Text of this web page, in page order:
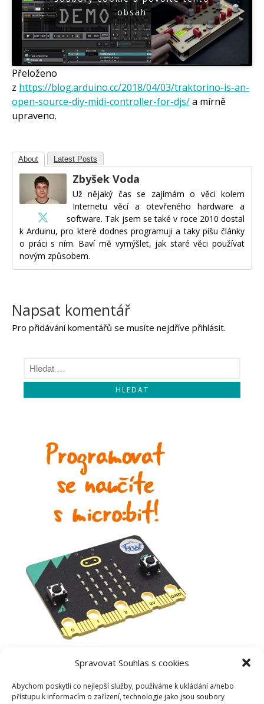
Spravovat Souhlas s cookies
Abychom poskytli co nejlepší služby, používáme k ukládání a/nebo
přístupu k informacím o zařízení, technologie jako jsou soubory
obsah
Přeloženo
z https://blog.arduino.cc/2018/04/03/traktorino-is-an-
open-source-diy-midi-controller-for-djs/a mírně
upraveno.
About Latest Posts
Zbyšek Voda
Už nějaký čas se zajímám o věci kolem
Internetu věcí a otevřeného hardware a
software. Tak jsem se také v roce 2010 dostal
k Arduinu, pro které dodnes programuji a taky píšu články
o práci s ním. Baví mě vymýšlet, jak staré věci používat
novým způsobem.
Napsat komentář
Pro přidávání komentářů se musíte nejdříve přihlásit.